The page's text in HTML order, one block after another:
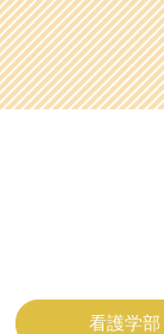
看護学部